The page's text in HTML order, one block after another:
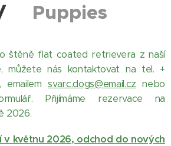
Puppies
štěně flat coated retrievera z naší
můžete nás kontaktovat na tel. +
emailemsvarc.dogs@email.cz nebo
Přijímáme rezervace na
2026.
v květnu 2026, odchod do nových